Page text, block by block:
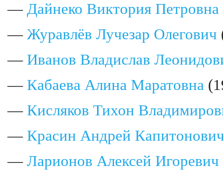
— Дайнеко Виктория Петровна
— Журавлёв Лучезар Олегович
— Иванов Владислав
— Кабаева Алина Маратовна
— Кисляков Тихон
— Красин Андрей
— Ларионов Алексей Игоревич